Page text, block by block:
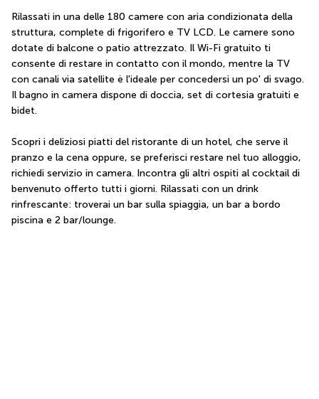
Rilassati in una delle 180 camere con aria condizionata della
struttura, complete di frigorifero e TV LCD. Le camere sono
dotate di balcone o patio attrezzato. Il Wi-Fi gratuito ti
consente di restare in contatto con il mondo, mentre la TV
con canali via satellite è l'ideale per concedersi un po' di svago.
Il bagno in camera dispone di doccia, set di cortesia gratuiti e
bidet.
Scopri i deliziosi piatti del ristorante di un hotel, che serve il
pranzo e la cena oppure, se preferisci restare nel tuo alloggio,
richiedi servizio in camera. Incontra gli altri ospiti al cocktail di
benvenuto offerto tutti i giorni. Rilassati con un drink
rinfrescante: troverai un bar sulla spiaggia, un bar a bordo
piscina e 2 bar/lounge.